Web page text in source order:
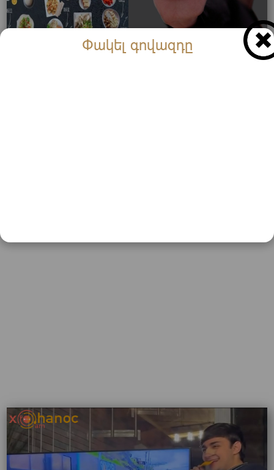
Այս մթերքները կթուլացնեն սթրեսը․ Կերեք այս
Փակել գովազդը